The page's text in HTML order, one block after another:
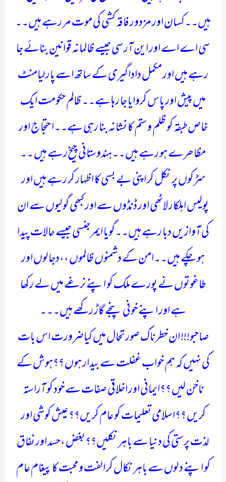
ہیں۔۔کسان اور مزدور فاقہ کشی کی موت مر رہے ہیں۔۔
سی اے اے اور این آر سی جیسے ظالمانہ قوانین بنائے جا
رہے ہیں اور مکمل داداگیری کے ساتھ اسے پارلیامنٹ
میں پیش اور پاس کروایا جا رہا ہے۔۔ ظالم حکومت ایک
خاص طبقہ کو ظلم و ستم کا نشانہ بنا رہی ہے۔۔احتجاج اور
مظاھرے ہو رہے ہیں۔۔ہندوستانی چیخ رہے ہیں ۔۔
سڑکوں پر نکل کر اپنی بے بسی کا اظہار کر رہے ہیں اور
پولیس اہلکار لاٹھی اور ڈنڈوں سے اور کبھی گولیوں سے ان
کی آوازیں دبا رہے ہیں۔۔گویا ایمرجنسی جیسے حالات پیدا
ہو چکے ہیں۔۔امن کے دشمنوں ظالموں ،،دجالوں اور
طاغوتوں نے پورے ملک کو اپنے نرغے میں لے رکھا
ہے اور اپنے خونی پنجے گاڑ رکھے ہیں۔۔۔
صاحبو!!! ان خطرناک صورتحال میں کیاضرورت اس بات
کی نہیں کہ ہم خواب غفلت سے بیدار ہوں ؟؟ہوش کے
ناخن لیں ؟؟ایمانی اور اخلاقی صفات سے خود کو آراستہ
کریں ؟؟اسلامی تعلیمات کو عام کریں؟؟ عیش کوشی اور
لذت پرستی کی دنیا سے باہر نکلیں؟؟بغض ،حسد اور نفاق
کو اپنے دلوں سے باہر نکال کر الفت و محبت کا پیغام عام